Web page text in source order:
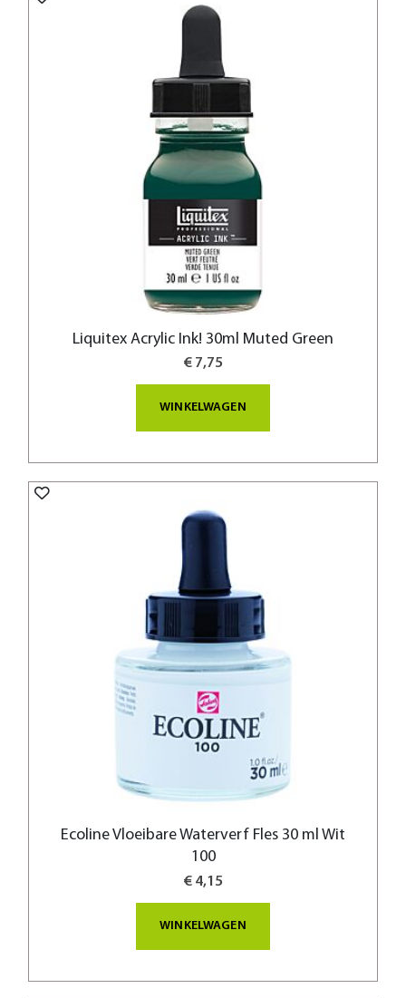
Liquitex Acrylic Ink! 30ml Muted Green
€ 7,75
WINKELWAGEN
Ecoline Vloeibare Waterverf Fles 30 ml Wit
100
€ 4,15
WINKELWAGEN